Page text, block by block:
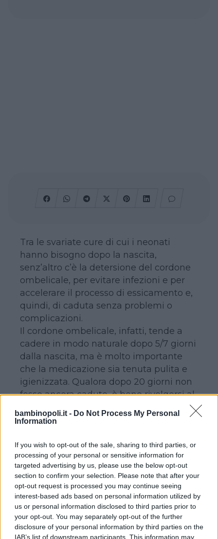
bambinopoli.it - Do Not Process My Personal
Information
If you wish to opt-out of the sale, sharing to third parties, or
processing of your personal or sensitive information for
targeted advertising by us, please use the below opt-out
section to confirm your selection. Please note that after your
opt-out request is processed you may continue seeing
interest-based ads based on personal information utilized by
us or personal information disclosed to third parties prior to
your opt-out. You may separately opt-out of the further
disclosure of your personal information by third parties on the
IAB’s list of downstream participants. This information may
Tra le svariate cure di cui i neonati
hanno bisogno dopo la nascita,
senz’altro c’è la detersione del cordone
ombelicale, per evitare infezioni e per
accelerare il processo di essicamento e,
quindi, di caduta senza problemi o
complicazioni.
Il cordone ombelicale, infatti, tende a
cadere in modo naturale dopo 5/7 giorni
dalla nascita, ma è molto importante
che la medicazione sia tenuta pulita e
igienizzata. Qualora dopo 20 giorni non
fosse ancora caduto, è bene rivolgersi al
come comportarsi.
evitare di bagnare il moncone,
limitandosi a detergere la zona con una
spugna umida.
COME ACCELERARE IL PROCESSO DI
ESSICCAMENTO